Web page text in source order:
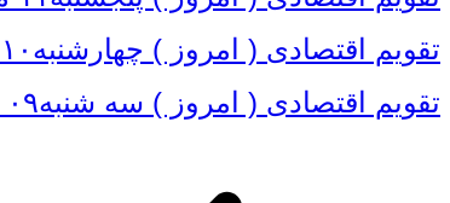
تقویم اقتصادی ( امروز ) چهارشنبه۱۰ می ۲۰۲۳
تقویم اقتصادی ( امروز ) سه شنبه۰۹ می ۲۰۲۳